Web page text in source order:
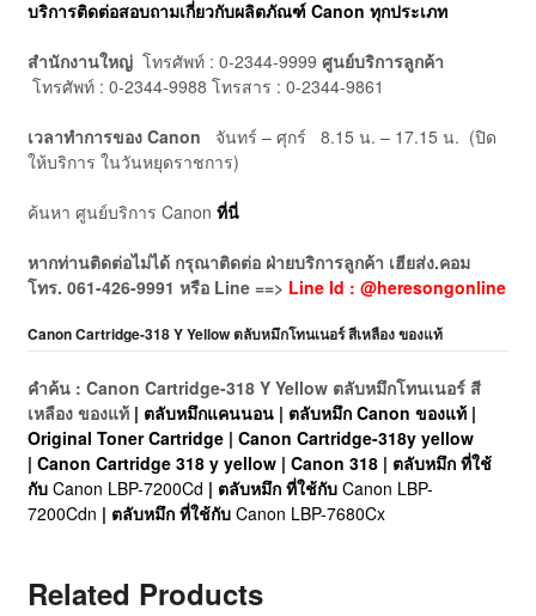
บริการติดต่อสอบถามเกี่ยวกับผลิตภัณฑ์ Canon ทุกประเภท
สำนักงานใหญ่ โทรศัพท์ : 0-2344-9999 ศูนย์บริการลูกค้า
โทรศัพท์ : 0-2344-9988 โทรสาร : 0-2344-9861
เวลาทำการของ Canon จันทร์ – ศุกร์ 8.15 น. – 17.15 น. (ปิด
ให้บริการ ในวันหยุดราชการ)
ค้นหา ศูนย์บริการ Canon ที่นี่
หากท่านติดต่อไม่ได้ กรุณาติดต่อ ฝ่ายบริการลูกค้า เฮียส่ง.คอม
โทร. 061-426-9991 หรือ Line ==> Line Id : @heresongonline
Canon Cartridge-318 Y Yellow ตลับหมึกโทนเนอร์ สีเหลือง ของแท้
คำค้น : Canon Cartridge-318 Y Yellow ตลับหมึกโทนเนอร์ สี
เหลือง ของแท้ | ตลับหมึกแคนนอน | ตลับหมึก Canon ของแท้ |
Original Toner Cartridge | Canon Cartridge-318y yellow
| Canon Cartridge 318 y yellow | Canon 318 | ตลับหมึก ที่ใช้
กับ Canon LBP-7200Cd | ตลับหมึก ที่ใช้กับ Canon LBP-
7200Cdn | ตลับหมึก ที่ใช้กับ Canon LBP-7680Cx
Related Products